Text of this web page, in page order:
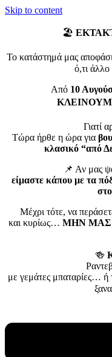
Skip to content
🏖️
Το κατάστημά μας
ό,τι
Από 10
Γιατί
Τώρα ήρθε η ώρα για
κλασικό “από
📌 Αν μας
είμαστε κάπου με τα
Μέχρι τότε, να
και κυρίως… ΜΗΝ ΜΑΣ
🍻
με γεμάτες μπαταρίες… ή